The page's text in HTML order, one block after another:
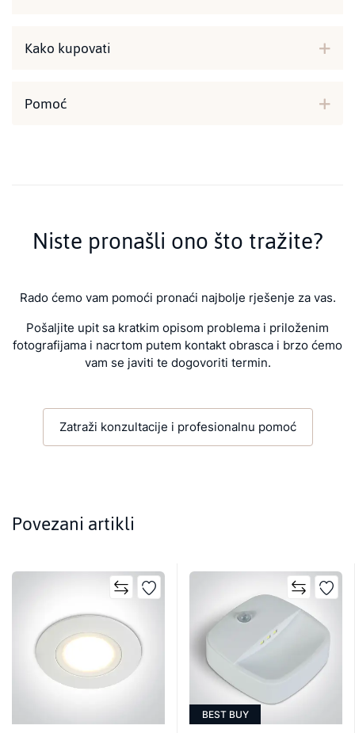
Kako kupovati
Pomoć
Niste pronašli ono što tražite?
Rado ćemo vam pomoći pronaći najbolje rješenje za vas.
Pošaljite upit sa kratkim opisom problema i priloženim
fotografijama i nacrtom putem kontakt obrasca i brzo ćemo
vam se javiti te dogovoriti termin.
Zatraži konzultacije i profesionalnu pomoć
Povezani artikli
BEST BUY